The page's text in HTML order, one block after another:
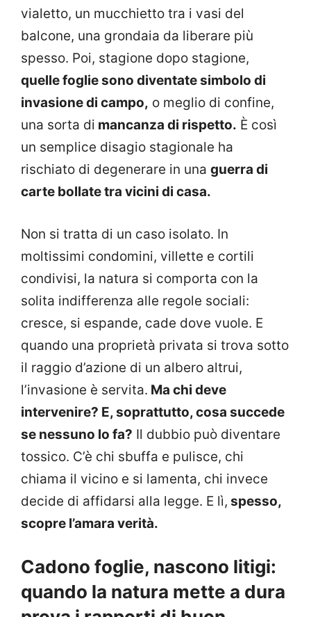
vialetto, un mucchietto tra i vasi del
balcone, una grondaia da liberare più
spesso. Poi, stagione dopo stagione,
quelle foglie sono diventate simbolo di
invasione di campo, o meglio di confine,
una sorta di mancanza di rispetto. È così
un semplice disagio stagionale ha
rischiato di degenerare in una guerra di
carte bollate tra vicini di casa.
Non si tratta di un caso isolato. In
moltissimi condomini, villette e cortili
condivisi, la natura si comporta con la
solita indifferenza alle regole sociali:
cresce, si espande, cade dove vuole. E
quando una proprietà privata si trova sotto
il raggio d’azione di un albero altrui,
l’invasione è servita. Ma chi deve
intervenire? E, soprattutto, cosa succede
se nessuno lo fa? Il dubbio può diventare
tossico. C’è chi sbuffa e pulisce, chi
chiama il vicino e si lamenta, chi invece
decide di affidarsi alla legge. E lì, spesso,
scopre l’amara verità.
Cadono foglie, nascono litigi:
quando la natura mette a dura